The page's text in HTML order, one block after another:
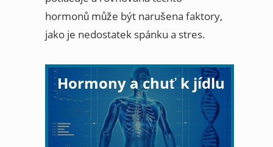
hormonů může být narušena faktory,
jako je nedostatek spánku a stres.
Hormony a chuť k jídlu